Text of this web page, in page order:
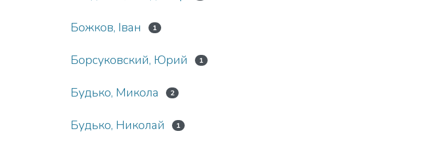
Божков, Іван 1
Борсуковский, Юрий 1
Будько, Микола 2
Будько, Николай 1